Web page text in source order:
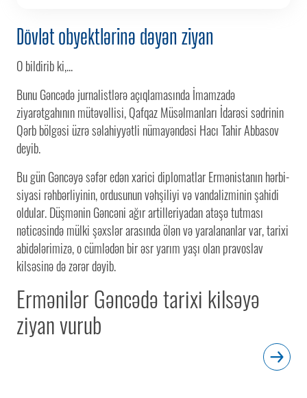
Dövlət obyektlərinə dəyən ziyan
Ermənilər Gəncədə tarixi kilsəyə
ziyan vurub
Bu gün Gəncəyə səfər edən xarici diplomatlar Ermənistanın hərbi-
siyasi rəhbərliyinin, ordusunun vəhşiliyi və vandalizminin şahidi
oldular. Düşmənin Gəncəni ağır artilleriyadan atəşə tutması
nəticəsində mülki şəxslər arasında ölən və yaralananlar var, tarixi
abidələrimizə, o cümlədən bir əsr yarım yaşı olan pravoslav
kilsəsinə də zərər dəyib.
Bunu Gəncədə jurnalistlərə açıqlamasında İmamzadə
ziyarətgahının mütəvəllisi, Qafqaz Müsəlmanları İdarəsi sədrinin
Qərb bölgəsi üzrə səlahiyyətli nümayəndəsi Hacı Tahir Abbasov
deyib.
O bildirib ki,...